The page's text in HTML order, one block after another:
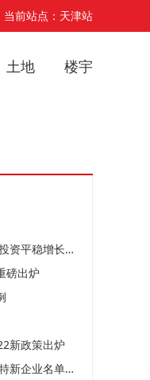
当前站点：天津站
土地 楼宇
2022年天津市固定资产投资平稳增长企稳向好
磅出炉
新政策出炉
2025年度首批认定专精特新企业名单公布 627家企业上榜